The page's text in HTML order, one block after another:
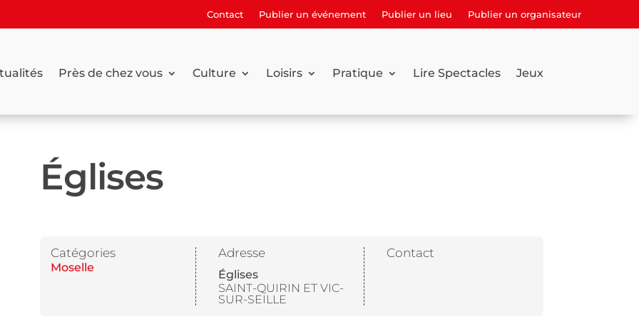
Contact Publier un événement Publier un lieu Publier un organisateur
Près de chez vous Culture Loisirs Pratique Lire Spectacles Jeux
Églises
Catégories
Moselle
Adresse
Églises
SAINT-QUIRIN ET VIC-
SUR-SEILLE
Contact